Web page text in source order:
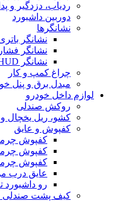
ردیاب، دزدگیر و
دوربین داشبورد
نشانگرها
نشانگر
نشانگر
نشانگر HUD
چراغ کمپ و کار
مبدل برق و پنل
لوازم داخل خودرو
روکش صندلی
کشو، ریل یخچال
کفپوش و عایق
کفپوش
کفپوش
کفپوش
عایق درب
رو داشبورد
کیف پشت صندلی